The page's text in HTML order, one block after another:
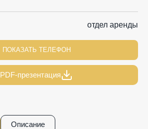
отдел аренды
ПОКАЗАТЬ ТЕЛЕФОН
PDF-презентация
Описание